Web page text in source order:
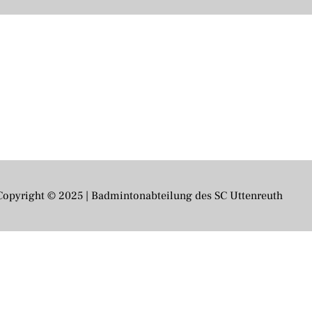
© 2025 | Badmintonabteilung des SC Uttenreuth